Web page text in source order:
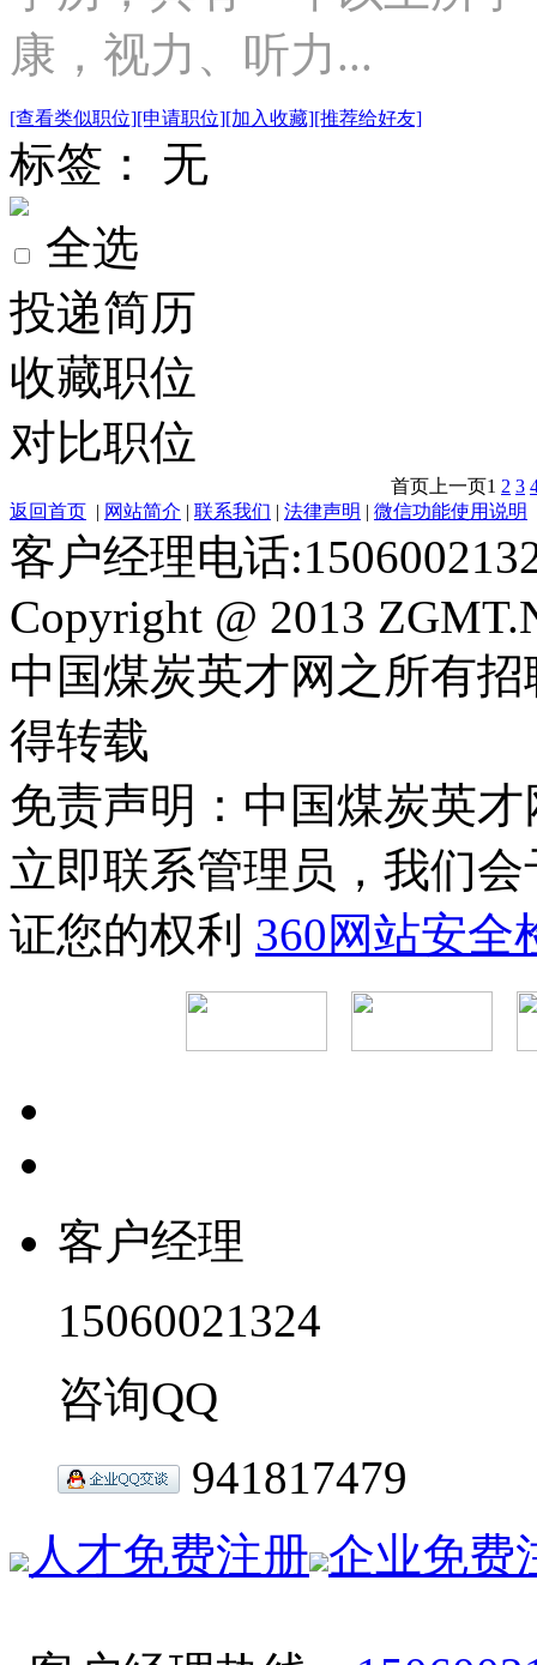
康，视力、听力...
[查看类似职位][申请职位][加入收藏][推荐给好友]
标签： 无
全选
投递简历
收藏职位
对比职位
首页 上一页1 2 3
返回首页 | 网站简介 | 联系我们 | 法律声明 | 微信功能使用说明
客户经理电话
Copyright @ 2013
中国煤炭英才网之所有
得转载
免责声明：中国煤炭英
立即联系管理员，我们
证您的权利 360网站安全
客户经理
15060021324
咨询QQ
941817479
人才免费注册 企业免费